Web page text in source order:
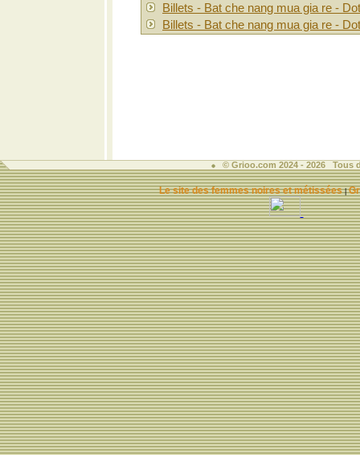
Billets - Bat che nang mua gia re -
Billets - Bat che nang mua gia re -
© Grioo.com 2024 - 2026 Tous
Le site des femmes noires et métissées|